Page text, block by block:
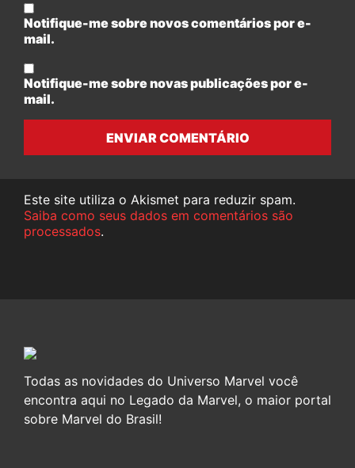
Notifique-me sobre novos comentários por e-
mail.
Notifique-me sobre novas publicações por e-
mail.
ENVIAR COMENTÁRIO
Este site utiliza o Akismet para reduzir spam.
Saiba como seus dados em comentários são
processados.
Todas as novidades do Universo Marvel você
encontra aqui no Legado da Marvel, o maior portal
sobre Marvel do Brasil!